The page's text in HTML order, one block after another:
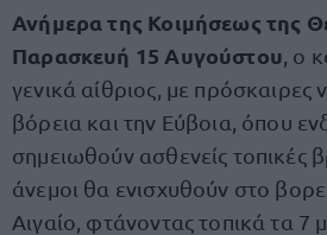
Ανήμερα της Κοιμήσεως της
Παρασκευή 15 Αυγούστου , ο
γενικά αίθριος, με πρόσκαιρες
βόρεια και την Εύβοια, όπου
σημειωθούν ασθενείς τοπικές
άνεμοι θα ενισχυθούν στο
Αιγαίο, φτάνοντας τοπικά τα